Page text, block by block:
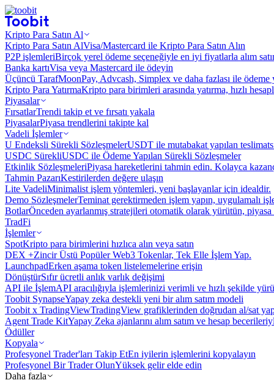
Kripto Para Satın Al
Kripto Para Satın AlVisa/Mastercard ile Kripto Para Satın Alın
P2P işlemleriBirçok yerel ödeme seçeneğiyle en iyi fiyatlarla alım
Banka kartıVisa veya Mastercard ile ödeyin
Üçüncü TarafMoonPay, Advcash, Simplex ve daha fazlası ile ödeme
Kripto Para YatırmaKripto para birimleri arasında yatırma, hızlı
Piyasalar
FırsatlarTrendi takip et ve fırsatı yakala
PiyasalarPiyasa trendlerini takipte kal
Vadeli İşlemler
U Endeksli Sürekli SözleşmelerUSDT ile mutabakat yapılan
USDC SürekliUSDC ile Ödeme Yapılan Sürekli Sözleşmeler
Etkinlik SözleşmeleriPiyasa hareketlerini tahmin edin. Kolayca
Tahmin PazarıKestirilerden değere ulaşın
Lite VadeliMinimalist işlem yöntemleri, yeni başlayanlar için idealdir.
Demo SözleşmelerTeminat gerektirmeden işlem yapın, uygulamalı
BotlarÖnceden ayarlanmış stratejileri otomatik olarak yürütün, piyasa
TradFi
İşlemler
SpotKripto para birimlerini hızlıca alın veya satın
DEX +Zincir Üstü Popüler Web3 Tokenlar, Tek Elle İşlem Yap.
LaunchpadErken aşama token listelemelerine erişin
DönüştürSıfır ücretli anlık varlık değişimi
API ile İşlemAPI aracılığıyla işlemlerinizi verimli ve hızlı şekilde
Toobit SynapseYapay zeka destekli yeni bir alım satım modeli
Toobit x TradingViewTradingView grafiklerinden doğrudan al/sat
Agent Trade KitYapay Zeka ajanlarını alım satım ve hesap
Ödüller
Kopyala
Profesyonel Trader'ları Takip EtEn iyilerin işlemlerini kopyalayın
Profesyonel Bir Trader OlunYüksek gelir elde edin
Daha fazla